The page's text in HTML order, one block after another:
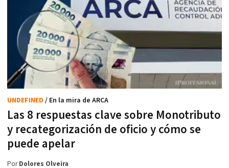
Las 8 respuestas clave sobre Monotributo
y recategorización de oficio y cómo se
puede apelar
UNDEFINED / En la mira de ARCA
PorDolores Olveira